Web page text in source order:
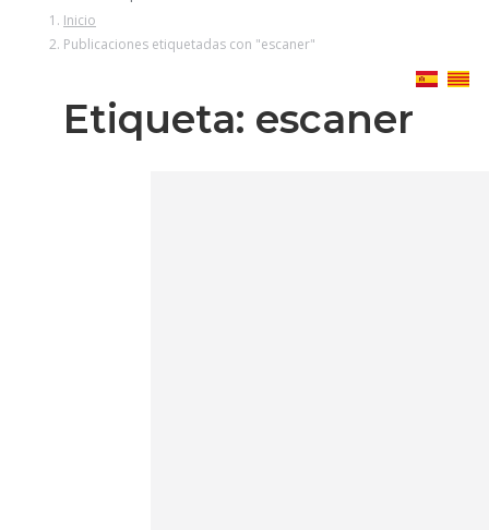
Inicio
Publicaciones etiquetadas con "escaner"
Etiqueta: escaner